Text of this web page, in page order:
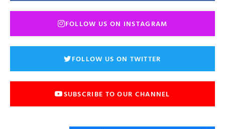
FOLLOW US ON INSTAGRAM
FOLLOW US ON TWITTER
SUBSCRIBE TO OUR CHANNEL